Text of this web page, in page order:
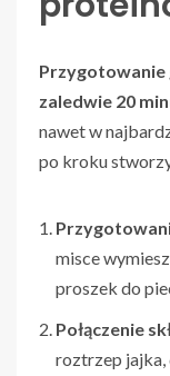
zaledwie 20
nawet w
po kroku
misce
proszek do
Połączenie
roztrzep jajka,